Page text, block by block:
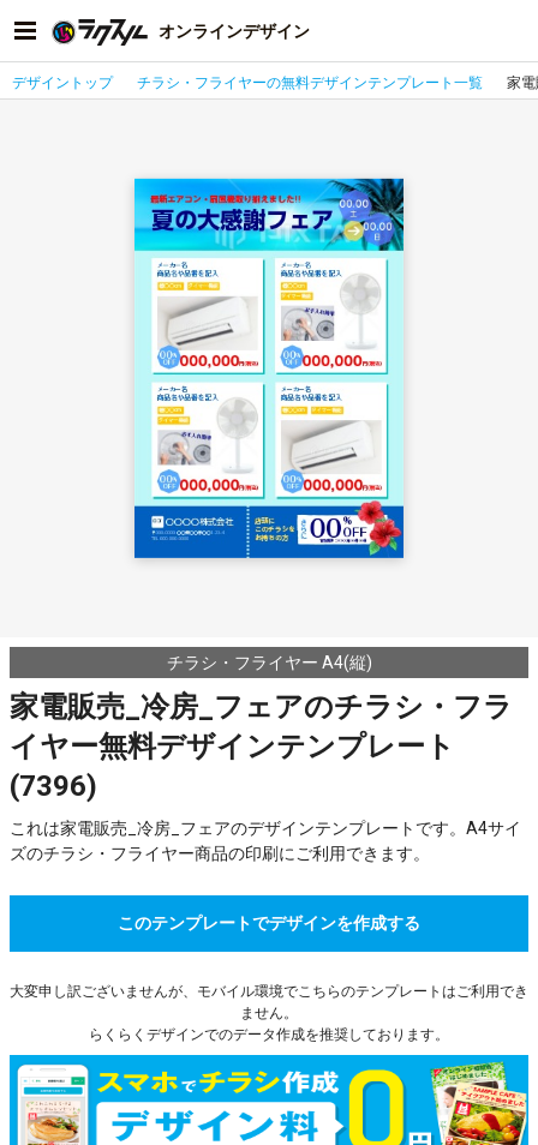
オンラインデザイン
デザイントップ チラシ・フライヤーの無料デザインテンプレート一覧 家電
チラシ・フライヤー A4(縦)
家電販売_冷房_フェアのチラシ・フラ
イヤー無料デザインテンプレート
(7396)
これは家電販売_冷房_フェアのデザインテンプレートです。A4サイ
ズのチラシ・フライヤー商品の印刷にご利用できます。
このテンプレートでデザインを作成する
大変申し訳ございませんが、モバイル環境でこちらのテンプレートはご利用でき
ません。
らくらくデザインでのデータ作成を推奨しております。